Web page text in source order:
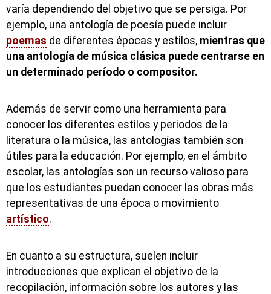
varía dependiendo del objetivo que se persiga. Por
ejemplo, una antología de poesía puede incluir
poemas de diferentes épocas y estilos, mientras que
una antología de música clásica puede centrarse en
un determinado período o compositor.
Además de servir como una herramienta para
conocer los diferentes estilos y periodos de la
literatura o la música, las antologías también son
útiles para la educación. Por ejemplo, en el ámbito
escolar, las antologías son un recurso valioso para
que los estudiantes puedan conocer las obras más
representativas de una época o movimiento
artístico.
En cuanto a su estructura, suelen incluir
introducciones que explican el objetivo de la
recopilación, información sobre los autores y las